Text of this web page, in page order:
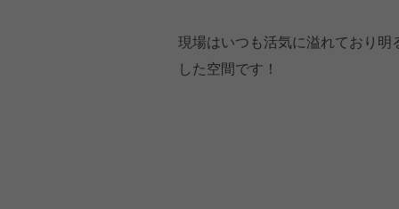
現場はいつも活気に溢れており
した空間です！